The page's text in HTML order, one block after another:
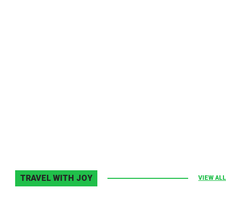
TRAVEL WITH JOY VIEW ALL